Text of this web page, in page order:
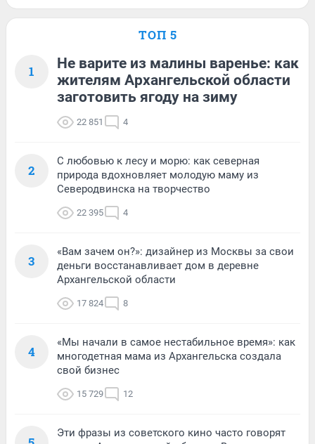
ТОП 5
1
Не варите из малины варенье: как
жителям Архангельской области
заготовить ягоду на зиму
22 851 4
2
С любовью к лесу и морю: как северная
природа вдохновляет молодую маму из
Северодвинска на творчество
22 395 4
3
«Вам зачем он?»: дизайнер из Москвы за свои
деньги восстанавливает дом в деревне
Архангельской области
17 824 8
4
«Мы начали в самое нестабильное время»: как
многодетная мама из Архангельска создала
свой бизнес
15 729 12
Эти фразы из советского кино часто говорят